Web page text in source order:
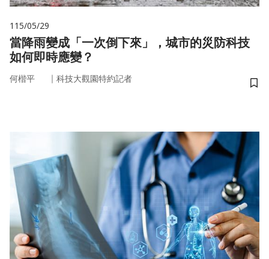
115/05/29
當降雨變成「一次倒下來」，城市的災防科技
如何即時應變？
何楷平 ｜ 科技大觀園特約記者
儲